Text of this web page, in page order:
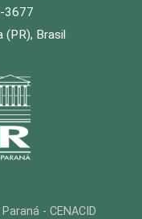
3677
(PR), Brasil
- CENACID